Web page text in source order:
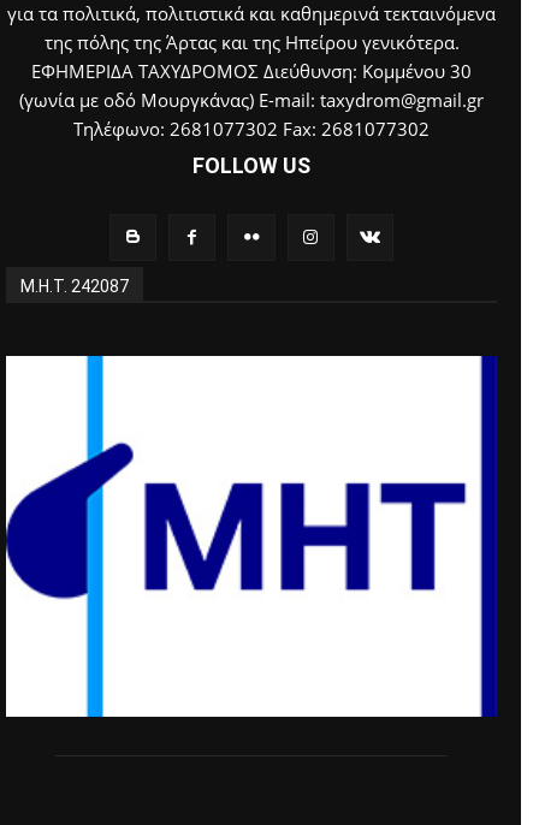
για τα πολιτικά, πολιτιστικά και καθημερινά τεκταινόμενα
της πόλης της Άρτας και της Ηπείρου γενικότερα.
ΕΦΗΜΕΡΙΔΑ ΤΑΧΥΔΡΟΜΟΣ Διεύθυνση: Κομμένου 30
(γωνία με οδό Μουργκάνας) E-mail: taxydrom@gmail.gr
Τηλέφωνο: 2681077302 Fax: 2681077302
FOLLOW US
Μ.Η.Τ. 242087